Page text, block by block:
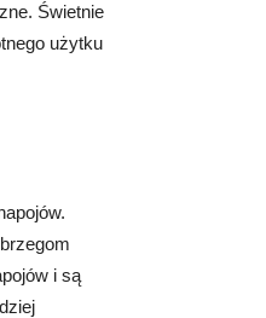
Świetnie
użytku
i są